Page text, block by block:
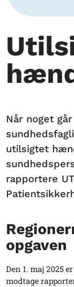
Når noget
utilsigtet
rapportere
opgaven
Den 1. maj 2025
modtage